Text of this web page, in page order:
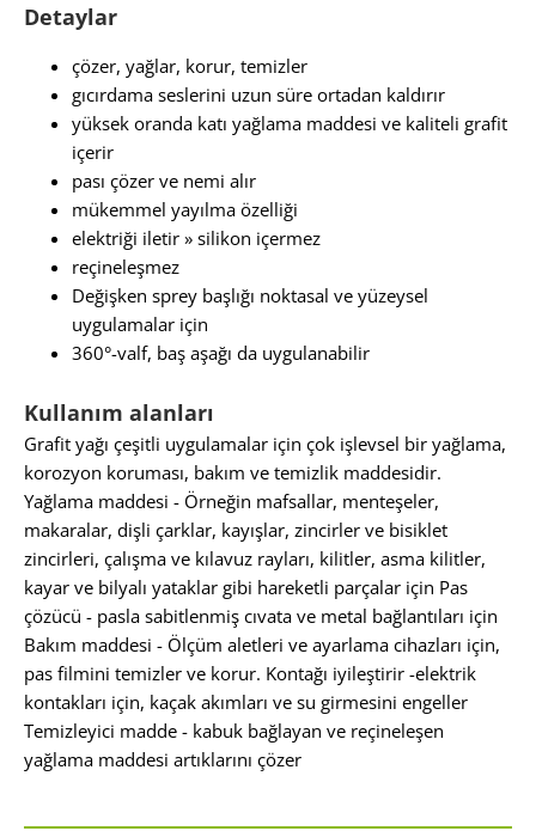
Detaylar
çözer, yağlar, korur, temizler
gıcırdama seslerini uzun süre ortadan kaldırır
yüksek oranda katı yağlama maddesi ve kaliteli grafit
içerir
pası çözer ve nemi alır
mükemmel yayılma özelliği
elektriği iletir » silikon içermez
reçineleşmez
Değişken sprey başlığı noktasal ve yüzeysel
uygulamalar için
360°-valf, baş aşağı da uygulanabilir
Kullanım alanları
Grafit yağı çeşitli uygulamalar için çok işlevsel bir yağlama,
korozyon koruması, bakım ve temizlik maddesidir.
Yağlama maddesi - Örneğin mafsallar, menteşeler,
makaralar, dişli çarklar, kayışlar, zincirler ve bisiklet
zincirleri, çalışma ve kılavuz rayları, kilitler, asma kilitler,
kayar ve bilyalı yataklar gibi hareketli parçalar için Pas
çözücü - pasla sabitlenmiş cıvata ve metal bağlantıları için
Bakım maddesi - Ölçüm aletleri ve ayarlama cihazları için,
pas filmini temizler ve korur. Kontağı iyileştirir -elektrik
kontakları için, kaçak akımları ve su girmesini engeller
Temizleyici madde - kabuk bağlayan ve reçineleşen
yağlama maddesi artıklarını çözer